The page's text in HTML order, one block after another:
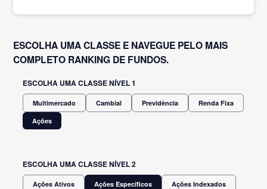
ESCOLHA UMA CLASSE E NAVEGUE PELO MAIS
COMPLETO RANKING DE FUNDOS.
ESCOLHA UMA CLASSE NÍVEL 1
Multimercado Cambial Previdência
Renda Fixa
Ações
ESCOLHA UMA CLASSE NÍVEL 2
Ações Ativos Ações Específicos Ações Indexados